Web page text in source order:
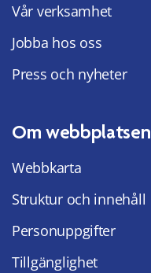
Vår verksamhet
Jobba hos oss
Press och nyheter
Om webbplatsen
Webbkarta
Struktur och innehåll
Personuppgifter
Tillgänglighet